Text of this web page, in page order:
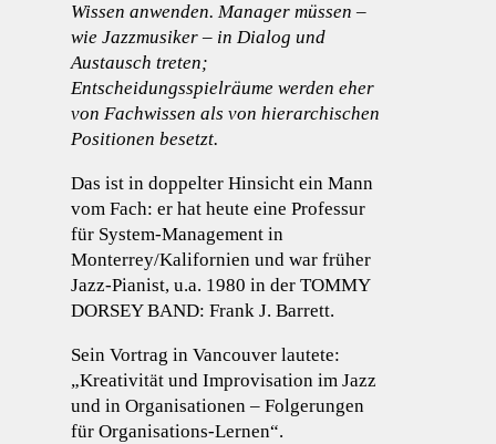
Wissen anwenden. Manager müssen –
wie Jazzmusiker – in Dialog und
Austausch treten;
Entscheidungsspielräume werden eher
von Fachwissen als von hierarchischen
Positionen besetzt.
Das ist in doppelter Hinsicht ein Mann
vom Fach: er hat heute eine Professur
für System-Management in
Monterrey/Kalifornien und war früher
Jazz-Pianist, u.a. 1980 in der TOMMY
DORSEY BAND: Frank J. Barrett.
Sein Vortrag in Vancouver lautete:
„Kreativität und Improvisation im Jazz
und in Organisationen – Folgerungen
für Organisations-Lernen“.